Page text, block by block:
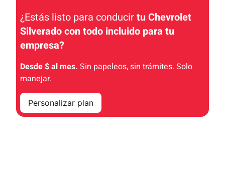
¿Estás listo para conducirtu Chevrolet
Silverado con todo incluido para tu
empresa?
Desde $ al mes. Sin papeleos, sin trámites. Solo
manejar.
Personalizar plan